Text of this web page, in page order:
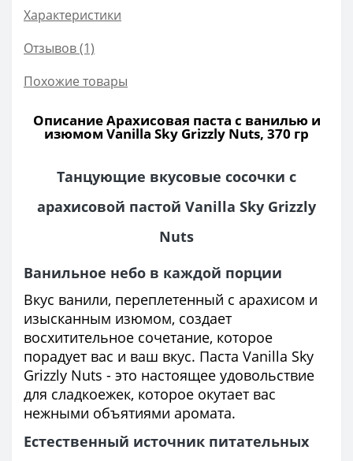
Характеристики
Отзывов (1)
Похожие товары
Описание Арахисовая паста с ванилью и
изюмом Vanilla Sky Grizzly Nuts, 370 гр
Танцующие вкусовые сосочки с
арахисовой пастой Vanilla Sky Grizzly
Nuts
Ванильное небо в каждой порции
Вкус ванили, переплетенный с арахисом и
изысканным изюмом, создает
восхитительное сочетание, которое
порадует вас и ваш вкус. Паста Vanilla Sky
Grizzly Nuts - это настоящее удовольствие
для сладкоежек, которое окутает вас
нежными объятиями аромата.
Естественный источник питательных